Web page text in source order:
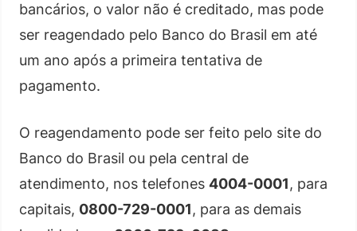
bancários, o valor não é creditado, mas pode
ser reagendado pelo Banco do Brasil em até
um ano após a primeira tentativa de
pagamento.
O reagendamento pode ser feito pelo site do
Banco do Brasil ou pela central de
atendimento, nos telefones 4004-0001, para
capitais, 0800-729-0001, para as demais